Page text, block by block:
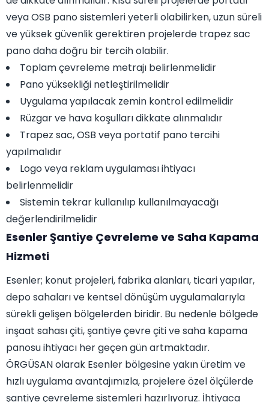
veya OSB pano sistemleri yeterli olabilirken, uzun süreli
ve yüksek güvenlik gerektiren projelerde trapez sac
pano daha doğru bir tercih olabilir.
Toplam çevreleme metrajı belirlenmelidir
Pano yüksekliği netleştirilmelidir
Uygulama yapılacak zemin kontrol edilmelidir
Rüzgar ve hava koşulları dikkate alınmalıdır
Trapez sac, OSB veya portatif pano tercihi
yapılmalıdır
Logo veya reklam uygulaması ihtiyacı
belirlenmelidir
Sistemin tekrar kullanılıp kullanılmayacağı
değerlendirilmelidir
Esenler Şantiye Çevreleme ve Saha Kapama
Hizmeti
Esenler; konut projeleri, fabrika alanları, ticari yapılar,
depo sahaları ve kentsel dönüşüm uygulamalarıyla
sürekli gelişen bölgelerden biridir. Bu nedenle bölgede
inşaat sahası çiti, şantiye çevre çiti ve saha kapama
panosu ihtiyacı her geçen gün artmaktadır.
ÖRGÜSAN olarak Esenler bölgesine yakın üretim ve
hızlı uygulama avantajımızla, projelere özel ölçülerde
şantiye çevreleme sistemleri hazırlıyoruz. İhtiyaca